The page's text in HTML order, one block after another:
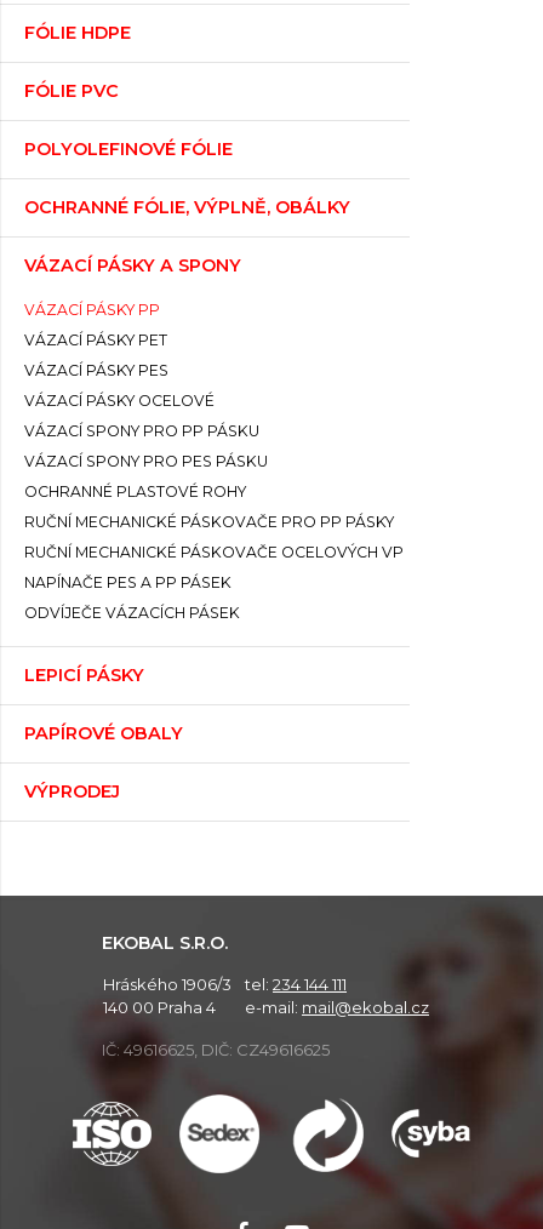
FÓLIE HDPE
FÓLIE PVC
POLYOLEFINOVÉ FÓLIE
OCHRANNÉ FÓLIE, VÝPLNĚ, OBÁLKY
VÁZACÍ PÁSKY A SPONY
VÁZACÍ PÁSKY PP
VÁZACÍ PÁSKY PET
VÁZACÍ PÁSKY PES
VÁZACÍ PÁSKY OCELOVÉ
VÁZACÍ SPONY PRO PP PÁSKU
VÁZACÍ SPONY PRO PES PÁSKU
OCHRANNÉ PLASTOVÉ ROHY
RUČNÍ MECHANICKÉ PÁSKOVAČE PRO PP PÁSKY
RUČNÍ MECHANICKÉ PÁSKOVAČE OCELOVÝCH VP
NAPÍNAČE PES A PP PÁSEK
ODVÍJEČE VÁZACÍCH PÁSEK
LEPICÍ PÁSKY
PAPÍROVÉ OBALY
VÝPRODEJ
EKOBAL S.R.O.
Hráského 1906/3
140 00 Praha 4
tel: 234 144 111
e-mail: mail@ekobal.cz
IČ: 49616625, DIČ: CZ49616625